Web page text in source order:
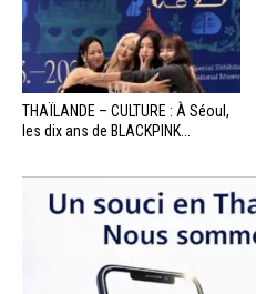
THAÏLANDE – CULTURE : À Séoul,
les dix ans de BLACKPINK...